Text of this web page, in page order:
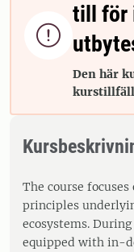

till för
Den här
The course
principles
ecosystems.
equipped with in-